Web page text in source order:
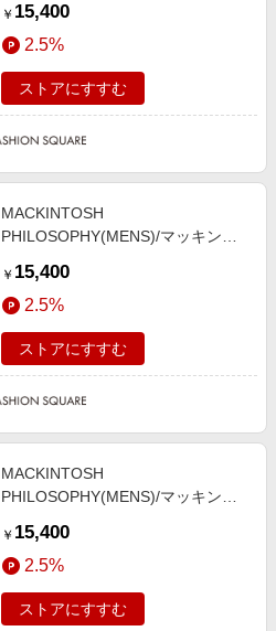
ダンボールニット スピンドルロンT
グレー4 38
￥ 15,400
2.5%
ストアにすすむ
MACKINTOSH
PHILOSOPHY(MENS)/マッキント
レッチミラノリブ VネックロンＴ
ブラック1 38
￥ 15,400
2.5%
ストアにすすむ
MACKINTOSH
PHILOSOPHY(MENS)/マッキント
レッチミラノリブ VネックロンＴ
ネイビー3 38
￥ 15,400
2.5%
ストアにすすむ